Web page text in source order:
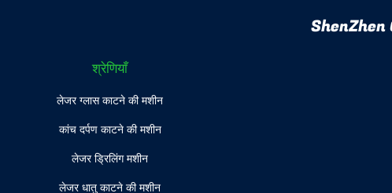
श्रेणियाँ
लेजर ग्लास काटने की मशीन
कांच दर्पण काटने की मशीन
लेजर ड्रिलिंग मशीन
लेजर धातु काटने की मशीन